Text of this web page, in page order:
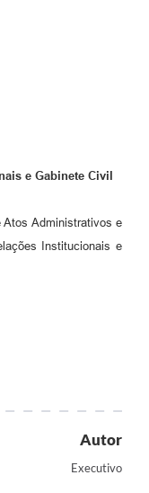
e Gabinete Civil
Atos Administrativos e
Institucionais e
Autor
Executivo